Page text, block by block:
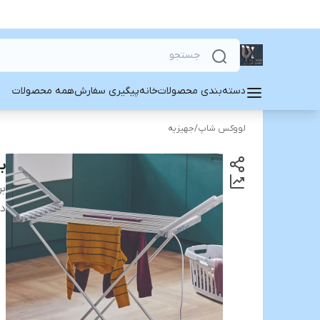
دسته‌بندی محصولاتخانهپیگیری سفارشهمه محصولات
لووکس شاپ/جهیزیه